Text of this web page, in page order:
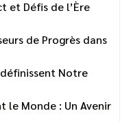
et Défis de l’Ère
de Progrès dans
Notre
le Monde : Un Avenir